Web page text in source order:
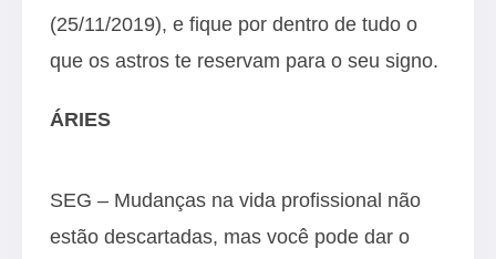
(25/11/2019), e fique por dentro de tudo o
que os astros te reservam para o seu signo.
ÁRIES
SEG – Mudanças na vida profissional não
estão descartadas, mas você pode dar o